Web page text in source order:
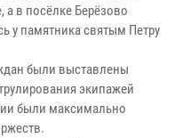
а в посёлке Берёзово
у памятника святым Петру
были выставлены
экипажей
были максимально